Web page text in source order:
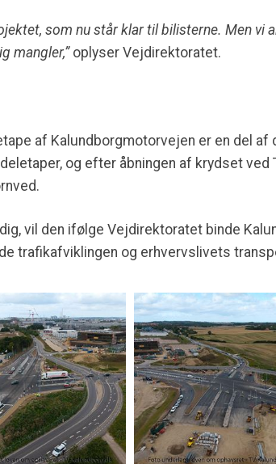
som nu står klar til bilisterne. Men vi
mangler,”oplyser Vejdirektoratet.
af Kalundborgmotorvejen er en del af
og efter åbningen af krydset
vil den ifølge Vejdirektoratet binde
trafikafviklingen og erhvervslivets